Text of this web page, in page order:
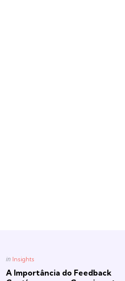
Posted
in Insights
A Importância do Feedback